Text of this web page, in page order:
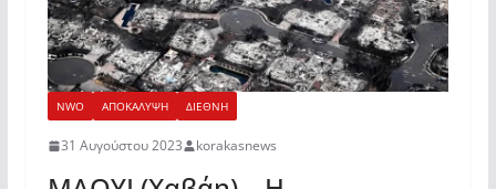
NWO ΑΠΟΚΑΛΥΨΗ ΔΙΕΘΝΗ
31 Αυγούστου 2023 korakasnews